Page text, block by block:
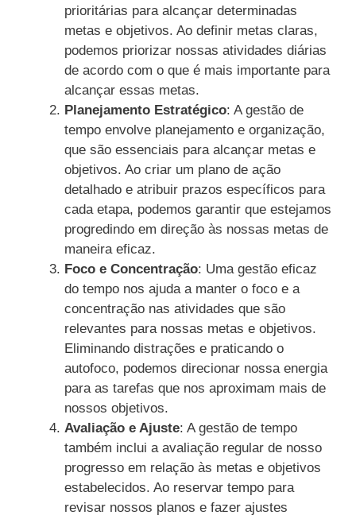
prioritárias para alcançar determinadas
metas e objetivos. Ao definir metas claras,
podemos priorizar nossas atividades diárias
de acordo com o que é mais importante para
alcançar essas metas.
Planejamento Estratégico: A gestão de
tempo envolve planejamento e organização,
que são essenciais para alcançar metas e
objetivos. Ao criar um plano de ação
detalhado e atribuir prazos específicos para
cada etapa, podemos garantir que estejamos
progredindo em direção às nossas metas de
maneira eficaz.
Foco e Concentração: Uma gestão eficaz
do tempo nos ajuda a manter o foco e a
concentração nas atividades que são
relevantes para nossas metas e objetivos.
Eliminando distrações e praticando o
autofoco, podemos direcionar nossa energia
para as tarefas que nos aproximam mais de
nossos objetivos.
Avaliação e Ajuste: A gestão de tempo
também inclui a avaliação regular de nosso
progresso em relação às metas e objetivos
estabelecidos. Ao reservar tempo para
revisar nossos planos e fazer ajustes